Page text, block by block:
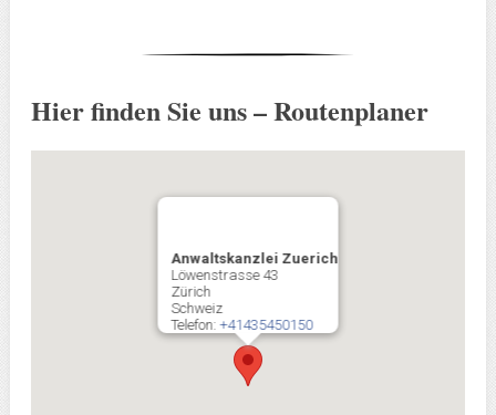
Hier finden Sie uns – Routenplaner
Anwaltskanzlei Zuerich
Löwenstrasse 43
Zürich
Schweiz
Telefon:+41435450150